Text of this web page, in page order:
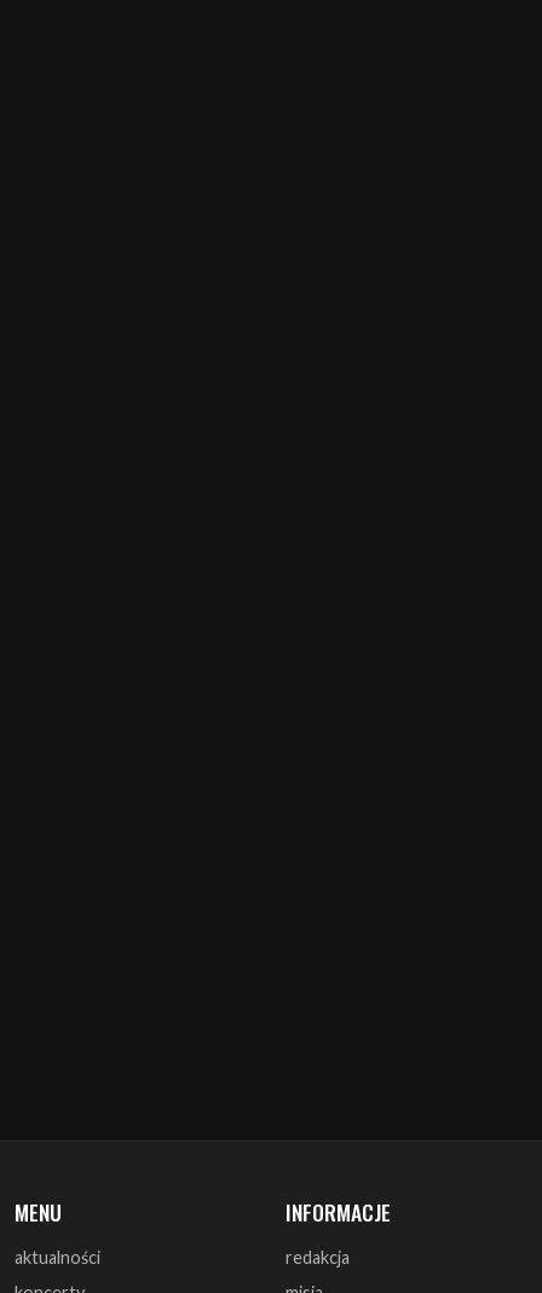
aktualności
zapowiedzi
recenzje
zagrali
redakcja
warunki prawne
polityka cookies
reklama